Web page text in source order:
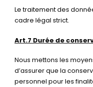
Le traitement des
cadre légal strict.
Art.7 Durée de
Nous mettons les
d’assurer que la
personnel pour les